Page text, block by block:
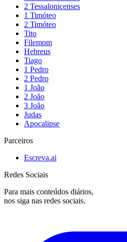
2 Tessalonicenses
1 Timóteo
2 Timóteo
Tito
Filemom
Hebreus
Tiago
1 Pedro
2 Pedro
1 João
2 João
3 João
Judas
Apocalipse
Parceiros
Escreva.ai
Redes Sociais
Para mais conteúdos diários,
nos siga nas redes sociais.